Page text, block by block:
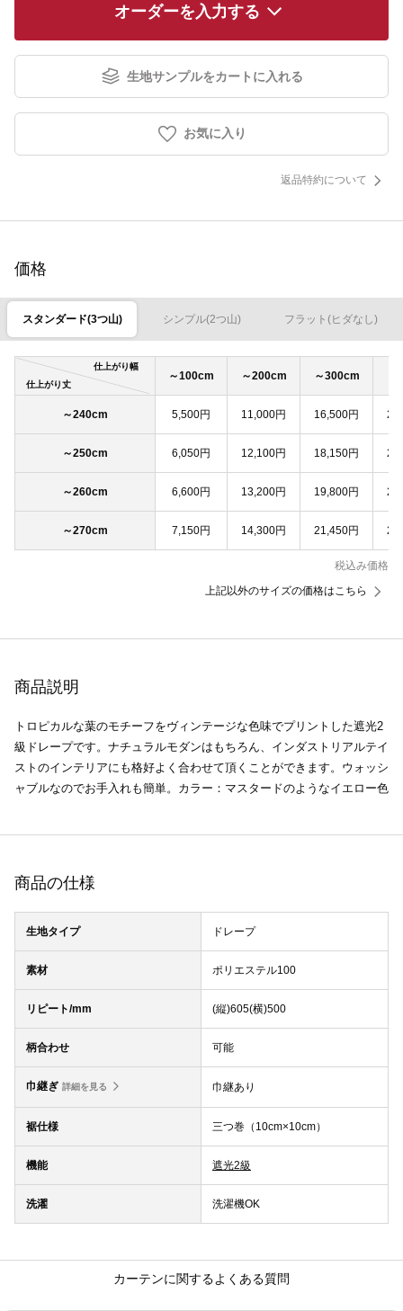
オーダーを入力する
生地サンプルをカートに入れる
お気に入り
返品特約について
価格
スタンダード(3つ山) シンプル(2つ山) フラット(ヒダなし)
仕上がり幅
仕上がり丈
～100cm ～200cm ～300cm
～240cm 5,500円 11,000円 16,500円
～250cm 6,050円 12,100円 18,150円
～260cm 6,600円 13,200円 19,800円
～270cm 7,150円 14,300円 21,450円
税込み価格
上記以外のサイズの価格はこちら
商品説明
トロピカルな葉のモチーフをヴィンテージな色味でプリントした遮光2
級ドレープです。ナチュラルモダンはもちろん、インダストリアルテイ
ストのインテリアにも格好よく合わせて頂くことができます。ウォッシ
ャブルなのでお手入れも簡単。カラー：マスタードのようなイエロー色
商品の仕様
生地タイプ ドレープ
素材 ポリエステル100
リピート/mm (縦)605(横)500
柄合わせ 可能
巾継ぎ 詳細を見る 巾継あり
裾仕様 三つ巻（10cm×10cm）
機能 遮光2級
洗濯 洗濯機OK
カーテンに関するよくある質問